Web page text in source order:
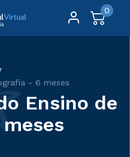
0
- 6 meses
Ensino de